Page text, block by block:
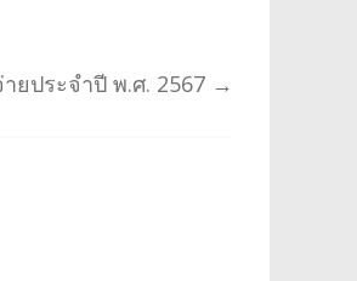
ยประจำปี พ.ศ. 2567 →